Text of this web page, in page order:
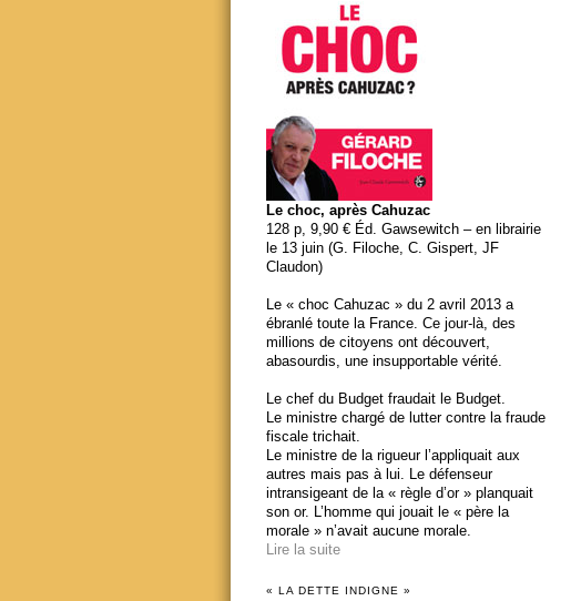
Le choc, après Cahuzac
128 p, 9,90 € Éd. Gawsewitch – en librairie
le 13 juin (G. Filoche, C. Gispert, JF
Claudon)
Le « choc Cahuzac » du 2 avril 2013 a
ébranlé toute la France. Ce jour-là, des
millions de citoyens ont découvert,
abasourdis, une insupportable vérité.
Le chef du Budget fraudait le Budget.
Le ministre chargé de lutter contre la fraude
fiscale trichait.
Le ministre de la rigueur l’appliquait aux
autres mais pas à lui. Le défenseur
intransigeant de la « règle d’or » planquait
son or. L’homme qui jouait le « père la
morale » n’avait aucune morale.
Lire la suite
« LA DETTE INDIGNE »